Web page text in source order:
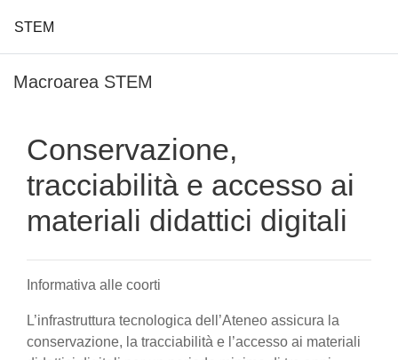
STEM
Macroarea STEM
Conservazione,
tracciabilità e accesso ai
materiali didattici digitali
Informativa alle coorti
L’infrastruttura tecnologica dell’Ateneo assicura la
conservazione, la tracciabilità e l’accesso ai materiali